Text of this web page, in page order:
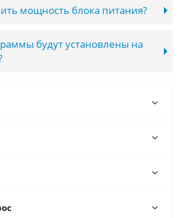
мощность блока питания?
будут установлены на